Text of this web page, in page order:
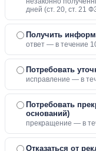
дней (ст. 20, ст. 21
Получить
ответ — в течение
Потребовать
исправление — в
Потребовать
оснований)
прекращение — в
Отказаться от